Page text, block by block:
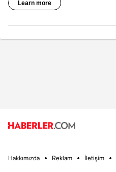
Hakkımızda Reklam İletişim